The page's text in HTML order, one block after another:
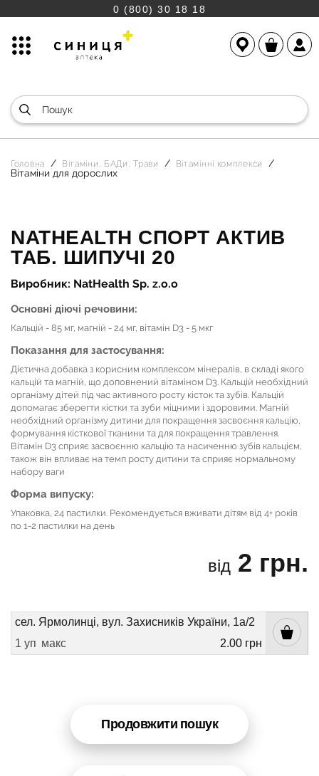
0 (800) 30 18 18
Головна Вітаміни, БАДи, Трави Вітамінні комплекси
Вітаміни для дорослих
NATHEALTH СПОРТ АКТИВ
ТАБ. ШИПУЧІ 20
Виробник: NatHealth Sp. z.o.o
Основні діючі речовини:
Кальцій - 85 мг, магній - 24 мг, вітамін D3 - 5 мкг
Показання для застосування:
Дієтична добавка з корисним комплексом мінералів, в складі якого
кальцій та магній, що доповнений вітаміном D3. Кальцій необхідний
організму дітей під час активного росту кісток та зубів. Кальцій
допомагає зберегти кістки та зуби міцними і здоровими. Магній
необхідний організму дитини для покращення засвоєння кальцію,
формування кісткової тканини та для покращення травлення.
Вітамін D3 сприяє засвоєнню кальцію та насиченню зубів кальцієм,
також він впливає на темп росту дитини та сприяє нормальному
набору ваги
Форма випуску:
Упаковка, 24 пастилки. Рекомендується вживати дітям від 4+ років
по 1-2 пастилки на день
від 2 грн.
сел. Ярмолинці, вул. Захисників України, 1а/2
1 уп макс 2.00 грн
Продовжити пошук